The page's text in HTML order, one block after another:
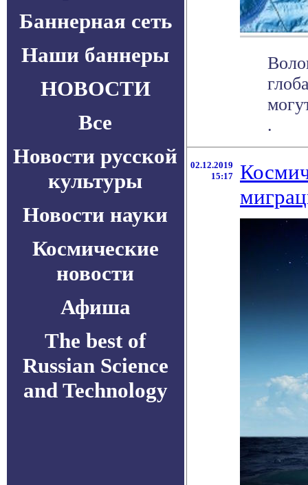
Баннерная сеть
Наши баннеры
НОВОСТИ
Все
Новости русской
культуры
Новости науки
Космические
новости
Афиша
The best of
Russian Science
and Technology
.
02.12.2019
15:17